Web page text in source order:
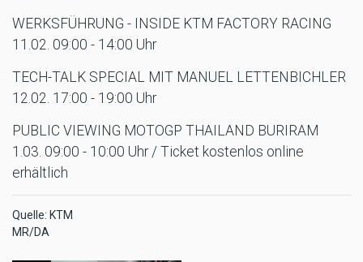
WERKSFÜHRUNG - INSIDE KTM FACTORY RACING
11.02. 09:00 - 14:00 Uhr
TECH-TALK SPECIAL MIT MANUEL LETTENBICHLER
12.02. 17:00 - 19:00 Uhr
PUBLIC VIEWING MOTOGP THAILAND BURIRAM
1.03. 09:00 - 10:00 Uhr / Ticket kostenlos online
erhältlich
Quelle: KTM
MR/DA